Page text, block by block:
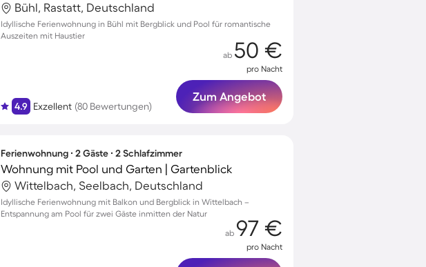
Bühl, Rastatt, Deutschland
Idyllische Ferienwohnung in Bühl mit Bergblick und Pool für romantische
Auszeiten mit Haustier
4.9 Exzellent (80 Bewertungen)
ab 50 €
pro Nacht
Zum Angebot
Ferienwohnung ∙ 2 Gäste ∙ 2 Schlafzimmer
Wohnung mit Pool und Garten | Gartenblick
Wittelbach, Seelbach, Deutschland
Idyllische Ferienwohnung mit Balkon und Bergblick in Wittelbach –
Entspannung am Pool für zwei Gäste inmitten der Natur
ab 97 €
pro Nacht